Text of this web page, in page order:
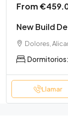
From
New Build
Dolores,
Dormitorios:
Llamar